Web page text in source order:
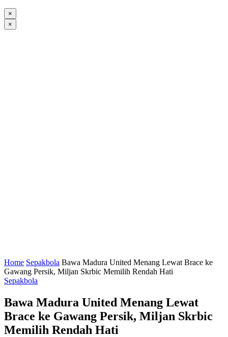
×
×
Home Sepakbola Bawa Madura United Menang Lewat Brace ke
Gawang Persik, Miljan Skrbic Memilih Rendah Hati
Sepakbola
Bawa Madura United Menang Lewat
Brace ke Gawang Persik, Miljan Skrbic
Memilih Rendah Hati